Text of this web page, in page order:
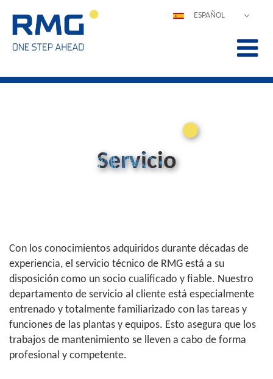
ESPAÑOL
中文
Servicio
Con los conocimientos adquiridos durante décadas de
experiencia, el servicio técnico de RMG está a su
disposición como un socio cualificado y fiable. Nuestro
departamento de servicio al cliente está especialmente
entrenado y totalmente familiarizado con las tareas y
funciones de las plantas y equipos. Esto asegura que los
trabajos de mantenimiento se lleven a cabo de forma
profesional y competente.